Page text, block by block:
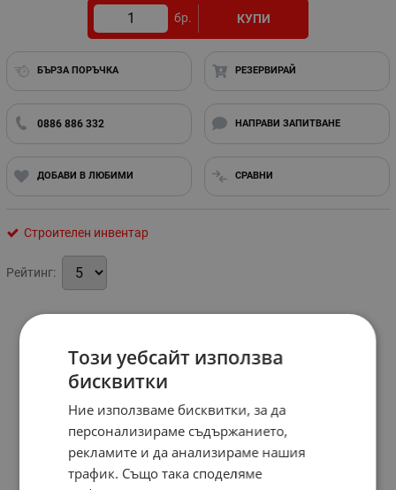
бр. КУПИ
БЪРЗА ПОРЪЧКА РЕЗЕРВИРАЙ
0886 886 332 НАПРАВИ ЗАПИТВАНЕ
ДОБАВИ В ЛЮБИМИ СРАВНИ
Строителен инвентар
Рейтинг:
Този уебсайт използва
бисквитки
Ние използваме бисквитки, за да
персонализираме съдържанието,
рекламите и да анализираме нашия
трафик. Също така споделяме